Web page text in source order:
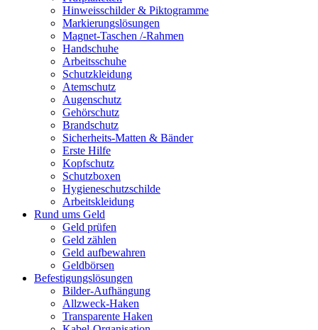
Hinweisschilder & Piktogramme
Markierungslösungen
Magnet-Taschen /-Rahmen
Handschuhe
Arbeitsschuhe
Schutzkleidung
Atemschutz
Augenschutz
Gehörschutz
Brandschutz
Sicherheits-Matten & Bänder
Erste Hilfe
Kopfschutz
Schutzboxen
Hygieneschutzschilde
Arbeitskleidung
Rund ums Geld
Geld prüfen
Geld zählen
Geld aufbewahren
Geldbörsen
Befestigungslösungen
Bilder-Aufhängung
Allzweck-Haken
Transparente Haken